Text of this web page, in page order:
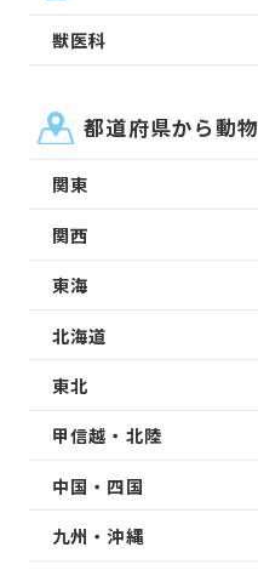
獣医科
都道府県から動
関東
関西
東海
北海道
東北
甲信越・北陸
中国・四国
九州・沖縄